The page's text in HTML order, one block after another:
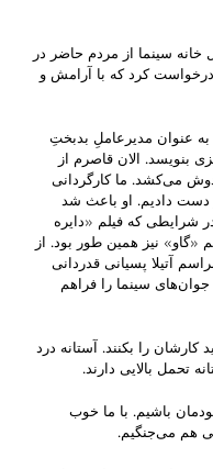
خانه سینما از مردم حاضر در
درخواست کرد که با آرامش و
عنوان مدیرعاملِ بدبختِ
بنویسد. الان قاصرم از
می‌کشد. ما کارگردانی
دست دادیم. او باعث شد
شرایطی که فیلم «دایره
«گاو» نیز همین طور بود. از
آتیلا پسیانی قدردانی
سینما را فراهم
کارشان را بکنند. آستانه درد
تحمل بالایی دارند.
باشیم. با ما خوب
هم می‌جنگیم.